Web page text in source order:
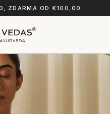
ZDARMA OD €100,00